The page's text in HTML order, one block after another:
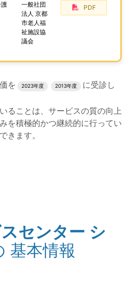
一般社団
法人 京都
市老人福
祉施設協
議会
PDF
ンロードエリアの読み上げは以上
を 2023年度 2013年度
に受診し
ることは、サービスの質の向上
を積極的かつ継続的に行ってい
きます。
センター シ
基本情報